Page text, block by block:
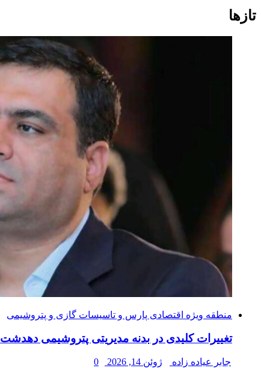
تازها
منطقه ویژه اقتصادی پارس و تاسیسات گازی و پتروشیمی
تغییرات کلیدی در بدنه مدیریتی پتروشیمی دهدشت
جابر عیاده زاده ژوئن 14, 2026 0